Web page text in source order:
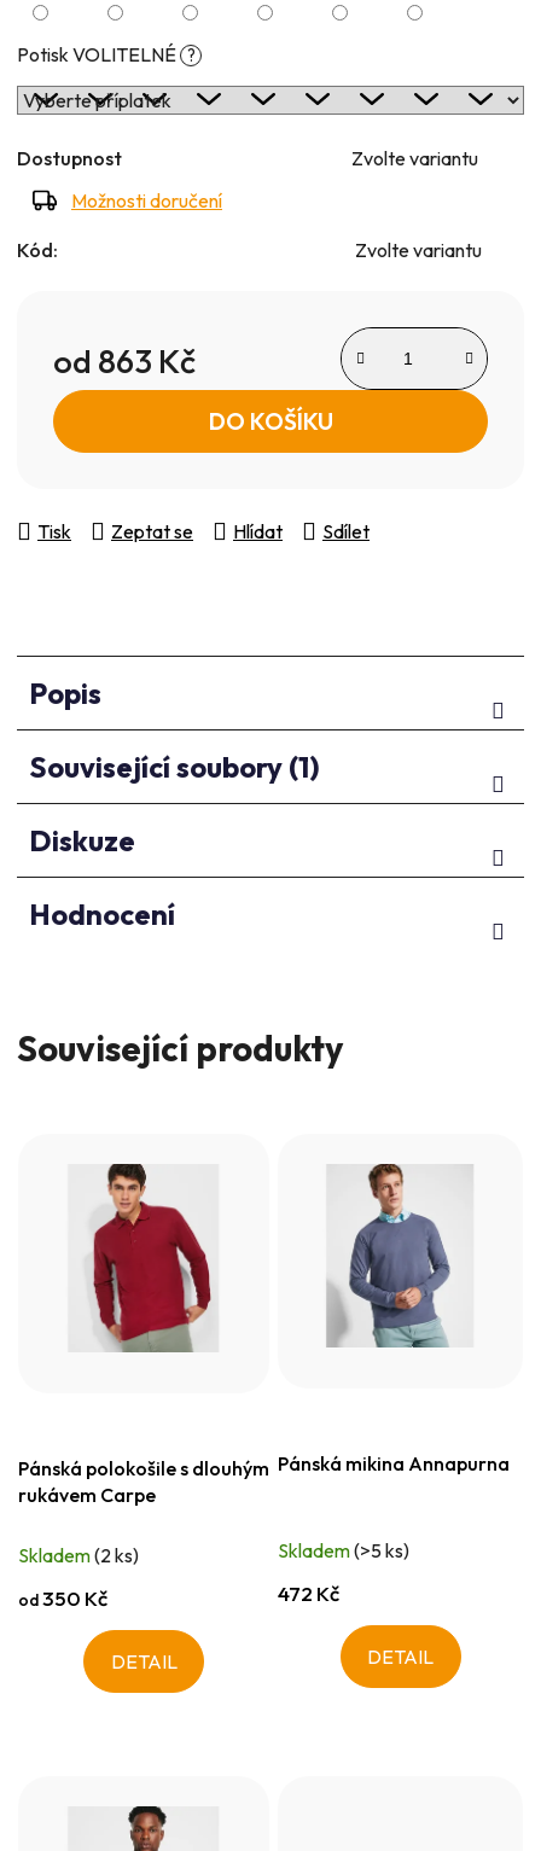
Potisk VOLITELNÉ ?
Dostupnost
Zvolte variantu
Možnosti doručení
Kód: Zvolte variantu
od 863 Kč
Měrná cena:
DO KOŠÍKU
Tisk Zeptat se Hlídat Sdílet
Popis
Související soubory (1)
Diskuze
Hodnocení
Související produkty
Pánská polokošile s dlouhým
rukávem Carpe
Skladem(2 ks)
od350 Kč
DETAIL
Pánská mikina Annapurna
Skladem(>5 ks)
472 Kč
DETAIL